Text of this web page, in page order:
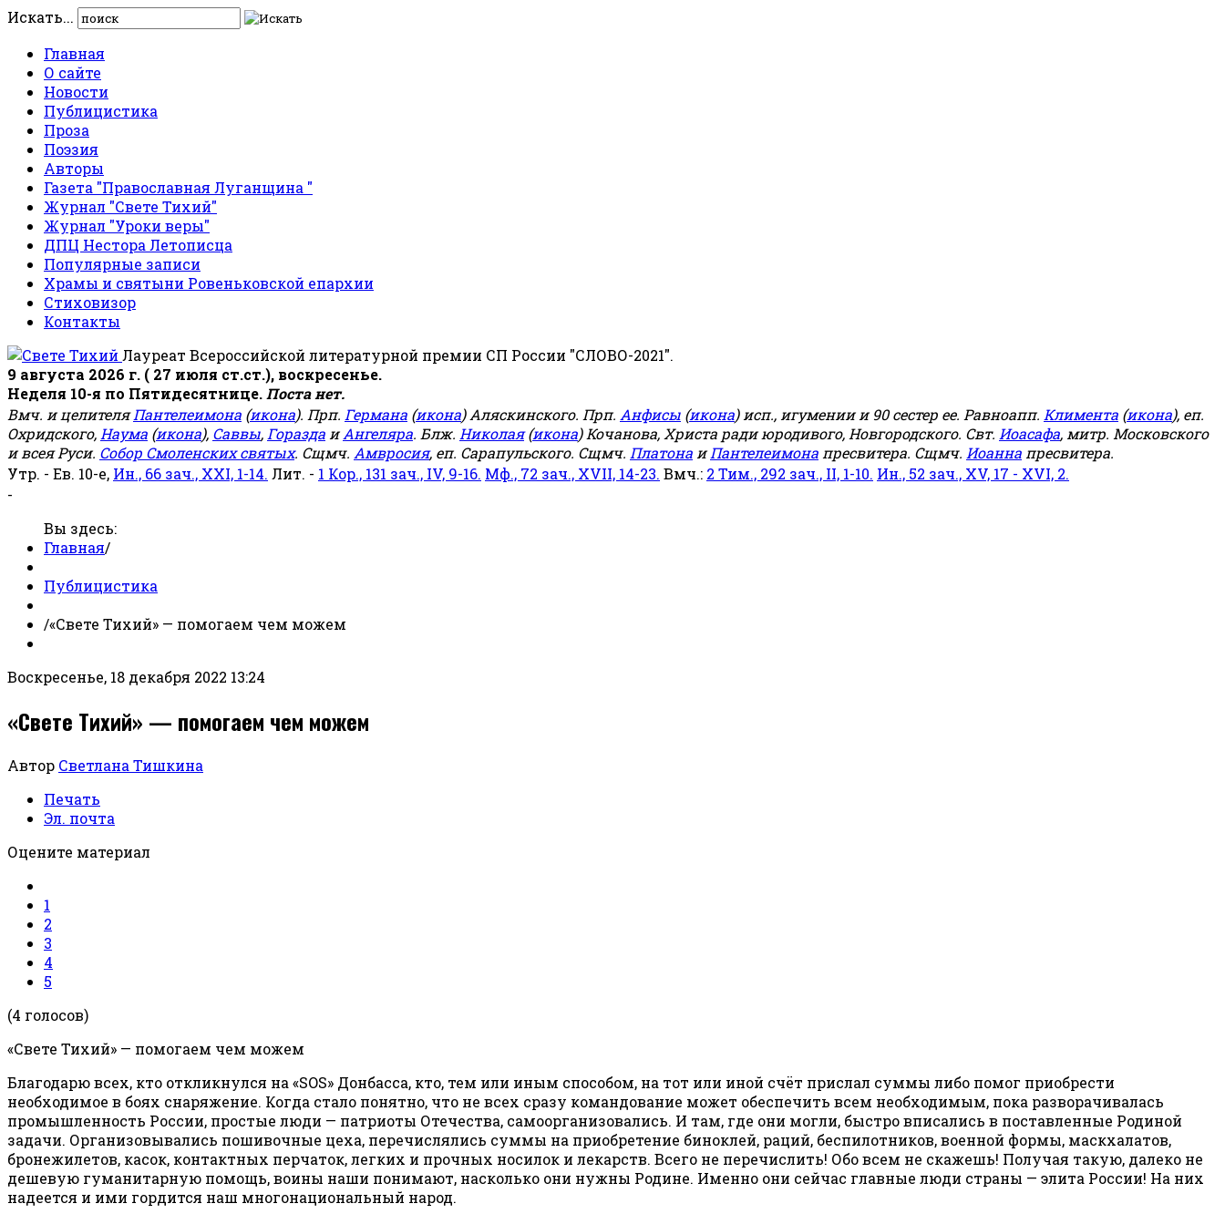
Искать...
Главная
О сайте
Новости
Публицистика
Проза
Поэзия
Авторы
Газета "Православная Луганщина "
Журнал "Свете Тихий"
Журнал "Уроки веры"
ДПЦ Нестора Летописца
Популярные записи
Храмы и святыни Ровеньковской епархии
Стиховизор
Контакты
Лауреат Всероссийской литературной премии СП России "СЛОВО-2021".
9 августа 2026 г. ( 27 июля ст.ст.), воскресенье.
Неделя 10-я по Пятидесятнице. Поста нет.
Вмч. и целителяПантелеимона (икона). Прп. Германа (икона) Аляскинского. Прп. Анфисы (икона) исп., игумении и 90 сестер ее. Равноапп. Климента (икона), еп.
Охридского, Наума (икона), Саввы, Горазда иАнгеляра. Блж. Николая(икона) Кочанова, Христа ради юродивого, Новгородского. Свт. Иоасафа, митр. Московского
и всея Руси. Собор Смоленских святых. Сщмч. Амвросия, еп. Сарапульского. Сщмч. Платона иПантелеимона пресвитера. Сщмч. Иоанна пресвитера.
Утр. - Ев. 10-е, Ин., 66 зач., XXI, 1-14. Лит. - 1 Кор., 131 зач., IV, 9-16. Мф., 72 зач., XVII, 14-23. Вмч.: 2 Тим., 292 зач., II, 1-10. Ин., 52 зач., XV, 17 - XVI, 2.
-
Вы здесь:
Главная/
Публицистика
/«Свете Тихий» — помогаем чем можем
Воскресенье, 18 декабря 2022 13:24
«Свете Тихий» — помогаем чем можем
Автор Светлана Тишкина
Печать
Эл. почта
Оцените материал
1
2
3
4
5
(4 голосов)
«Свете Тихий» — помогаем чем можем
Благодарю всех, кто откликнулся на «SOS» Донбасса, кто, тем или иным способом, на тот или иной счёт прислал суммы либо помог приобрести
необходимое в боях снаряжение. Когда стало понятно, что не всех сразу командование может обеспечить всем необходимым, пока разворачивалась
промышленность России, простые люди — патриоты Отечества, самоорганизовались. И там, где они могли, быстро вписались в поставленные Родиной
задачи. Организовывались пошивочные цеха, перечислялись суммы на приобретение биноклей, раций, беспилотников, военной формы, маскхалатов,
бронежилетов, касок, контактных перчаток, легких и прочных носилок и лекарств. Всего не перечислить! Обо всем не скажешь! Получая такую, далеко не
дешевую гуманитарную помощь, воины наши понимают, насколько они нужны Родине. Именно они сейчас главные люди страны — элита России! На них
надеется и ими гордится наш многонациональный народ.